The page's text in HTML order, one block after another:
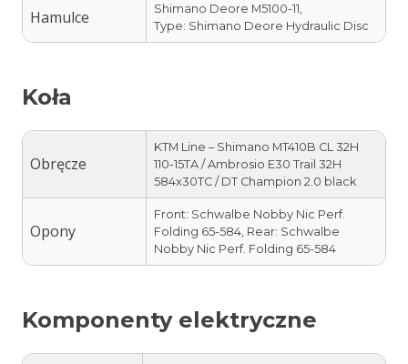
Hamulce
Shimano Deore M5100-11,
Type: Shimano Deore Hydraulic Disc
Koła
Obręcze
KTM Line – Shimano MT410B CL 32H
110-15TA / Ambrosio E30 Trail 32H
584x30TC / DT Champion 2.0 black
Opony
Front: Schwalbe Nobby Nic Perf.
Folding 65-584, Rear: Schwalbe
Nobby Nic Perf. Folding 65-584
Komponenty elektryczne